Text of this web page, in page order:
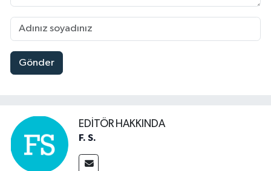
Gönder
EDITÖR HAKKINDA
F. S.